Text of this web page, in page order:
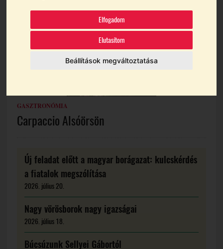
Elfogadom
Elutasítom
Beállítások megváltoztatása
Kárpáti Zsolt
GASZTRONÓMIA
Carpaccio Alsóörsön
Új feladat előtt a magyar borágazat: kulcskérdés
a fiatalok megszólítása
2026. július 20.
Nagy vörösborok nagy igazságai
2026. július 18.
Búcsúzunk Sellyei Gábortól